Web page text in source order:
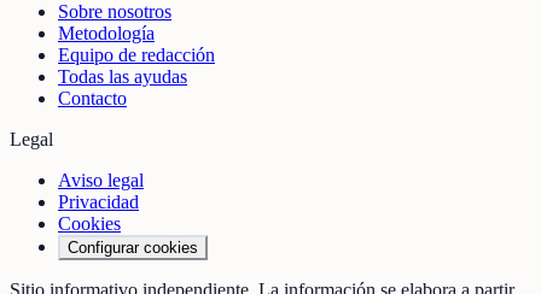
Sobre nosotros
Metodología
Equipo de redacción
Todas las ayudas
Contacto
Legal
Aviso legal
Privacidad
Cookies
Configurar cookies